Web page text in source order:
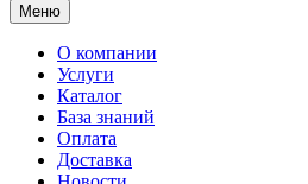
Меню
О компании
Услуги
Каталог
База знаний
Оплата
Доставка